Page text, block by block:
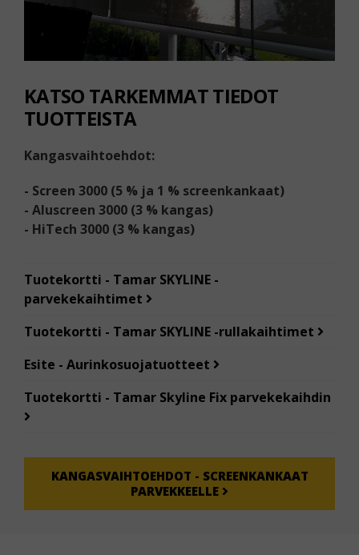
KATSO TARKEMMAT TIEDOT
TUOTTEISTA
Kangasvaihtoehdot:
- Screen 3000 (5 % ja 1 % screenkankaat)
- Aluscreen 3000 (3 % kangas)
- HiTech 3000 (3 % kangas)
Tuotekortti - Tamar SKYLINE -
parvekekaihtimet
Tuotekortti - Tamar SKYLINE -rullakaihtimet
Esite - Aurinkosuojatuotteet
Tuotekortti - Tamar Skyline Fix parvekekaihdin
KANGASVAIHTOEHDOT - SCREENKANKAAT
PARVEKKEELLE